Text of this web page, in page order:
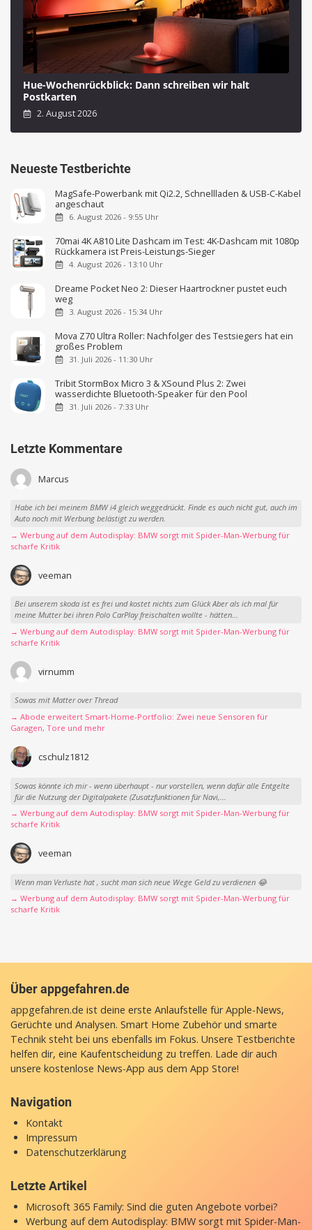
Hue-Wochenrückblick: Dann schreiben wir halt
Postkarten
2. August 2026
Neueste Testberichte
MagSafe-Powerbank mit Qi2.2, Schnellladen & USB-C-Kabel
angeschaut
6. August 2026 - 9:55 Uhr
70mai 4K A810 Lite Dashcam im Test: 4K-Dashcam mit 1080p
Rückkamera ist Preis-Leistungs-Sieger
4. August 2026 - 13:10 Uhr
Dreame Pocket Neo 2: Dieser Haartrockner pustet euch
weg
3. August 2026 - 15:34 Uhr
Mova Z70 Ultra Roller: Nachfolger des Testsiegers hat ein
großes Problem
31. Juli 2026 - 11:30 Uhr
Tribit StormBox Micro 3 & XSound Plus 2: Zwei
wasserdichte Bluetooth-Speaker für den Pool
31. Juli 2026 - 7:33 Uhr
Letzte Kommentare
Marcus
Habe ich bei meinem BMW i4 gleich weggedrückt. Finde es auch nicht gut, auch im
Auto noch mit Werbung belästigt zu werden.
→ Werbung auf dem Autodisplay: BMW sorgt mit Spider-Man-Werbung für
scharfe Kritik
veeman
Bei unserem skoda ist es frei und kostet nichts zum Glück Aber als ich mal für
meine Mutter bei ihren Polo CarPlay freischalten wollte - hätten...
→ Werbung auf dem Autodisplay: BMW sorgt mit Spider-Man-Werbung für
scharfe Kritik
virnumm
Sowas mit Matter over Thread
→ Abode erweitert Smart-Home-Portfolio: Zwei neue Sensoren für
Garagen, Tore und mehr
cschulz1812
Sowas könnte ich mir - wenn überhaupt - nur vorstellen, wenn dafür alle Entgelte
für die Nutzung der Digitalpakete (Zusatzfunktionen für Navi,...
→ Werbung auf dem Autodisplay: BMW sorgt mit Spider-Man-Werbung für
scharfe Kritik
veeman
Wenn man Verluste hat , sucht man sich neue Wege Geld zu verdienen 😂
→ Werbung auf dem Autodisplay: BMW sorgt mit Spider-Man-Werbung für
scharfe Kritik
Über appgefahren.de
appgefahren.de ist deine erste Anlaufstelle für Apple-News,
Gerüchte und Analysen. Smart Home Zubehör und smarte
Technik steht bei uns ebenfalls im Fokus. Unsere Testberichte
helfen dir, eine Kaufentscheidung zu treffen. Lade dir auch
unsere kostenlose News-App aus dem App Store!
Navigation
Kontakt
Impressum
Datenschutzerklärung
Letzte Artikel
Microsoft 365 Family: Sind die guten Angebote vorbei?
Werbung auf dem Autodisplay: BMW sorgt mit Spider-Man-